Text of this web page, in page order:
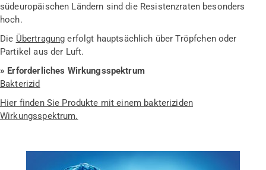
südeuropäischen Ländern sind die Resistenzraten besonders
hoch.
Die Übertragung erfolgt hauptsächlich über Tröpfchen oder
Partikel aus der Luft.
» Erforderliches Wirkungsspektrum
Bakterizid
Hier finden Sie Produkte mit einem bakteriziden
Wirkungsspektrum.